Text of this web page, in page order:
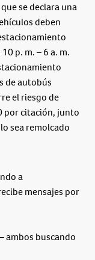
se declara una
deben
p. m. – 6 a. m.
de autobús
el riesgo de
por citación, junto
sea remolcado
a
mensajes por
ambos buscando